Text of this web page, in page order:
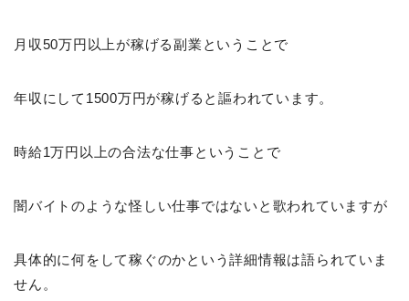
月収50万円以上が稼げる副業ということで
年収にして1500万円が稼げると謳われています。
時給1万円以上の合法な仕事ということで
闇バイトのような怪しい仕事ではないと歌われていますが
具体的に何をして稼ぐのかという詳細情報は語られていま
せん。